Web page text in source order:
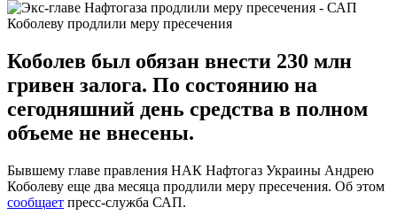
Коболеву продлили меру пресечения
Коболев был обязан внести 230 млн
гривен залога. По состоянию на
сегодняшний день средства в полном
объеме не внесены.
Бывшему главе правления НАК Нафтогаз Украины Андрею
Коболеву еще два месяца продлили меру пресечения. Об этом
сообщает пресс-служба САП.